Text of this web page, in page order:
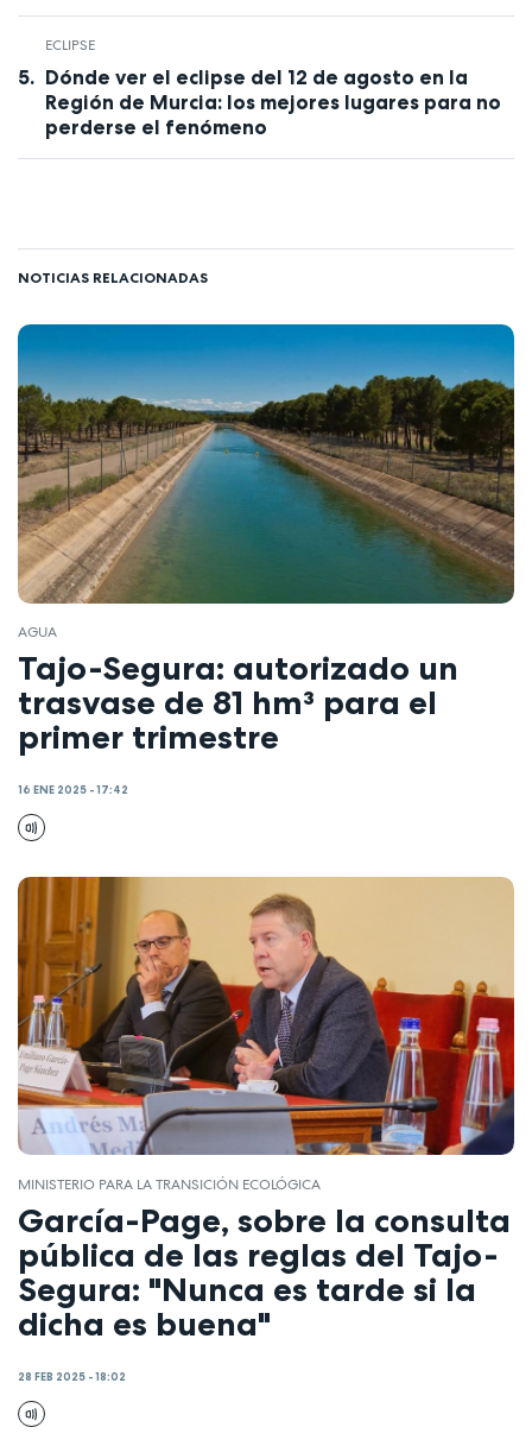
ECLIPSE
Dónde ver el eclipse del 12 de agosto en la
Región de Murcia: los mejores lugares para no
perderse el fenómeno
NOTICIAS RELACIONADAS
AGUA
Tajo-Segura: autorizado un
trasvase de 81 hm³ para el
primer trimestre
16 ENE 2025 - 17:42
MINISTERIO PARA LA TRANSICIÓN ECOLÓGICA
García-Page, sobre la consulta
pública de las reglas del Tajo-
Segura: "Nunca es tarde si la
dicha es buena"
28 FEB 2025 - 18:02